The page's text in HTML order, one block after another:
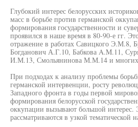
Глубокий интерес белорусских
масс в борьбе против германской
формирования государственности и
проявился в наше время в 80-90-е гг.
отражение в работах Савицкого Э.М.8,
Богданович А.Г.10, Бабкова A.M.11,
И.М.13, Смольянинова М.М.14 и многих
При подходах к анализу проблемы
германской интервенции, росту
Западного фронта в годы первой
формирования белорусской
оккупации вызывают большой интерес.
рассматриваются в узкой тематической